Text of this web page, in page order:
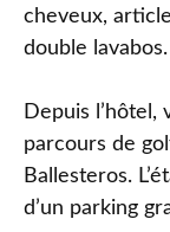
cheveux,
double lavabos.
Depuis l’hôtel,
parcours de
Ballesteros.
d’un parking